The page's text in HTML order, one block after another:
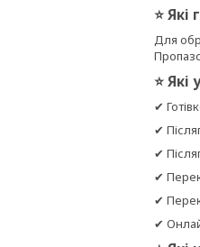
⭐
Для
⭐
✔
✔
✔
✔
✔
✔